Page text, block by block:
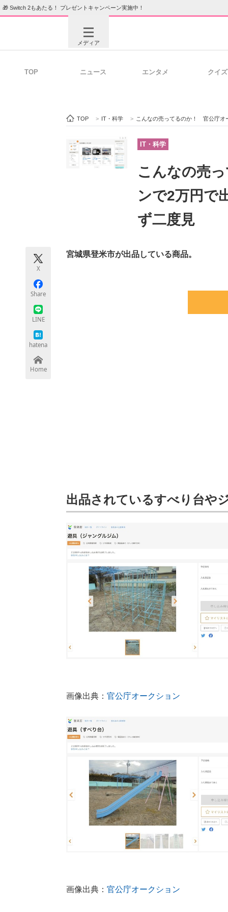
🎁 Switch 2もあたる！ プレゼントキャンペーン実施中！
メディア
ビジネスと働き方のヒント
企業向け
TOP ニュース エンタメ クイズ
TOP > IT・科学 > こんなの売ってるのか！ 官公庁オ
IT・科学
こんなの売
ンで2万円で
ず二度見
X
Share
LINE
hatena
Home
宮城県登米市が出品している商品。
出品されているすべり台や
画像出典： 官公庁オークション
画像出典： 官公庁オークション